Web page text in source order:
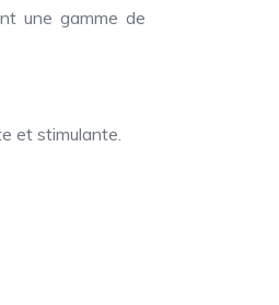
une gamme de
et stimulante.